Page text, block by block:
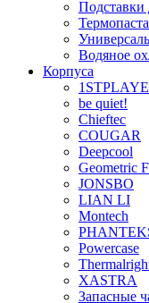
Подставки
Термопаста
Водяное
Корпуса
be quiet!
Chieftec
COUGAR
Deepcool
Geometric
JONSBO
LIAN LI
Montech
Powercase
XASTRA
Запасные